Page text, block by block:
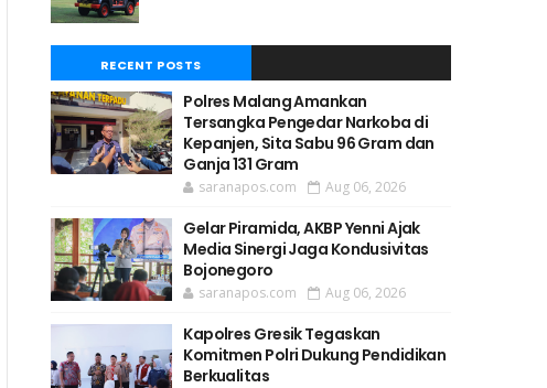
RECENT POSTS
Polres Malang Amankan
Tersangka Pengedar Narkoba di
Kepanjen, Sita Sabu 96 Gram dan
Ganja 131 Gram
saranapos.com Aug 06, 2026
Gelar Piramida, AKBP Yenni Ajak
Media Sinergi Jaga Kondusivitas
Bojonegoro
saranapos.com Aug 06, 2026
Kapolres Gresik Tegaskan
Komitmen Polri Dukung Pendidikan
Berkualitas